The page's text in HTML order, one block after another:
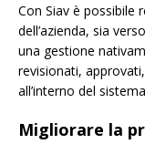
Con Siav è possibile
dell’azienda, sia
una gestione
revisionati,
all’interno del
Migliorare la